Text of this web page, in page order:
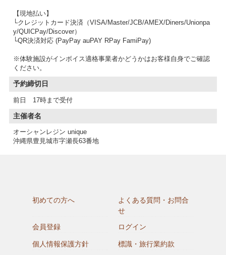
【現地払い】
└クレジットカード決済（VISA/Master/JCB/AMEX/Diners/Unionpa
y/QUICPay/Discover）
└QR決済対応 (PayPay auPAY RPay FamiPay)
※体験施設がインボイス適格事業者かどうかはお客様自身でご確認
予約締切日
前日 17時まで受付
主催者名
オーシャンレジン unique
沖縄県豊見城市字瀬長63番地
初めての方へ
よくある質問・お問合
せ
会員登録
ログイン
個人情報保護方針 標識・旅行業約款